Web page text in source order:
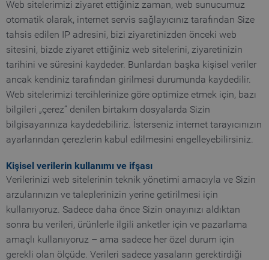
Web sitelerimizi ziyaret ettiğiniz zaman, web sunucumuz
otomatik olarak, internet servis sağlayıcınız tarafından Size
tahsis edilen IP adresini, bizi ziyaretinizden önceki web
sitesini, bizde ziyaret ettiğiniz web sitelerini, ziyaretinizin
tarihini ve süresini kaydeder. Bunlardan başka kişisel veriler
ancak kendiniz tarafından girilmesi durumunda kaydedilir.
Web sitelerimizi tercihlerinize göre optimize etmek için, bazı
bilgileri „çerez“ denilen birtakım dosyalarda Sizin
bilgisayarınıza kaydedebiliriz. İsterseniz internet tarayıcınızın
ayarlarından çerezlerin kabul edilmesini engelleyebilirsiniz.
Kişisel verilerin kullanımı ve ifşası
Verilerinizi web sitelerinin teknik yönetimi amacıyla ve Sizin
arzularınızın ve taleplerinizin yerine getirilmesi için
kullanıyoruz. Sadece daha önce Sizin onayınızı aldıktan
sonra bu verileri, ürünlerle ilgili anketler için ve pazarlama
amaçlı kullanıyoruz – ama sadece her özel durum için
gerekli olan ölçüde. Verileri sadece yasaların gerektirdiği